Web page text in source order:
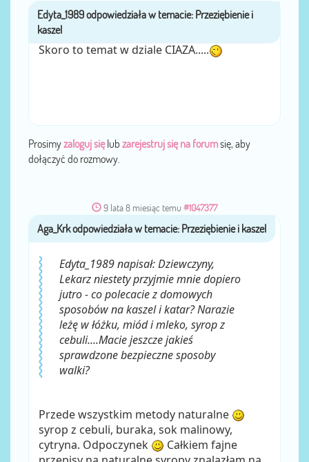
przezEdyta_1989
Skoro to temat w dziale CIAZA.....
Prosimyzaloguj sięlub zarejestruj się na forumsię, aby
dołączyć do rozmowy.
9 lata 8 miesiąc temu #1047377
przez Aga_Krk
Edyta_1989 napisał: Dziewczyny,
Lekarz niestety przyjmie mnie dopiero
jutro - co polecacie z domowych
sposobów na kaszel i katar? Narazie
leżę w łóżku, miód i mleko, syrop z
cebuli....Macie jeszcze jakieś
sprawdzone bezpieczne sposoby
walki?
Przede wszystkim metody naturalne
syrop z cebuli, buraka, sok malinowy,
cytryna. Odpoczynek
Całkiem fajne